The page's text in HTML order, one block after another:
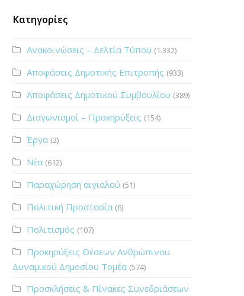
Κατηγορίες
Ανακοινώσεις – Δελτία Τύπου (1.332)
Αποφάσεις Δημοτικής Επιτροπής (933)
Αποφάσεις Δημοτικού Συμβουλίου (389)
Διαγωνισμοί – Προκηρύξεις (154)
Έργα (2)
Νέα (612)
Παραχώρηση αιγιαλού (51)
Πολιτική Προστασία (6)
Πολιτισμός (107)
Προκηρύξεις Θέσεων Ανθρώπινου
Δυναμικού Δημοσίου Τομέα (574)
Προσκλήσεις & Πίνακες Συνεδριάσεων